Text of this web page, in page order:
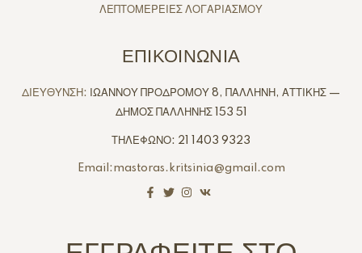
ΛΕΠΤΟΜΕΡΕΙΕΣ ΛΟΓΑΡΙΑΣΜΟΥ
ΕΠΙΚΟΙΝΩΝΙΑ
ΔΙΕΥΘΥΝΣΗ:
ΙΩΑΝΝΟΥ ΠΡΟΔΡΟΜΟΥ 8, ΠΑΛΛΗΝΗ, ΑΤΤΙΚΗΣ —
ΔΗΜΟΣ ΠΑΛΛΗΝΗΣ 153 51
ΤΗΛΕΦΩΝΟ: 21 1403 9323
Email:mastoras.kritsinia@gmail.com